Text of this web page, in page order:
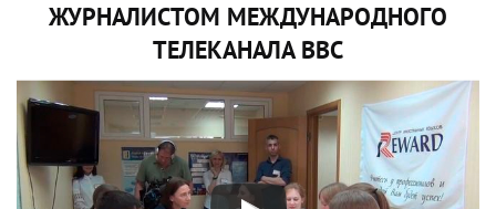
ЖУРНАЛИСТОМ МЕЖДУНАРОДНОГО
ТЕЛЕКАНАЛА BBC